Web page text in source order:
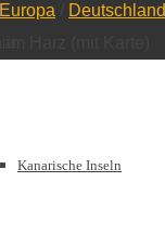
Kanarische Inseln
Europa Deutschland